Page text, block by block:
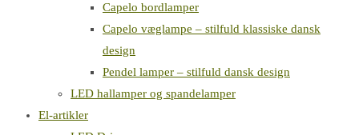
Capelo bordlamper
Capelo væglampe – stilfuld klassiske dansk
design
Pendel lamper – stilfuld dansk design
LED hallamper og spandelamper
El-artikler